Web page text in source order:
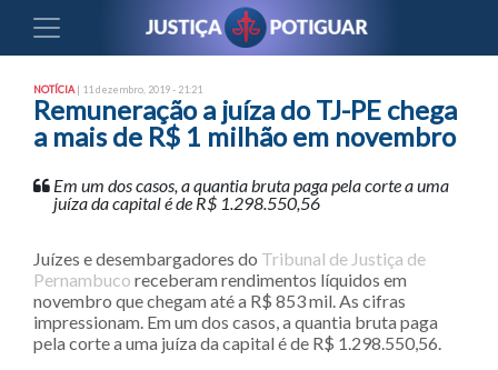
NOTÍCIA | 11 dezembro, 2019 - 21:21
Remuneração a juíza do TJ-PE chega
a mais de R$ 1 milhão em novembro
Em um dos casos, a quantia bruta paga pela corte a uma
juíza da capital é de R$ 1.298.550,56
Juízes e desembargadores do Tribunal de Justiça de
Pernambuco receberam rendimentos líquidos em
novembro que chegam até a R$ 853 mil. As cifras
impressionam. Em um dos casos, a quantia bruta paga
pela corte a uma juíza da capital é de R$ 1.298.550,56.